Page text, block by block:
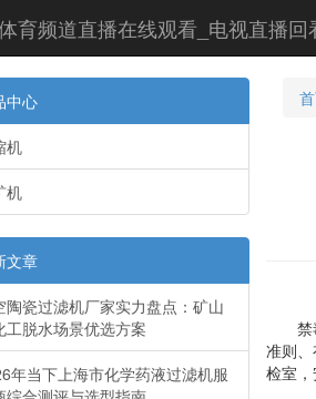
育频道直播在线观看_电视直播回
中心
机
机
文章
陶瓷过滤机厂家实力盘点：矿山
工脱水场景优选方案
年当下上海市化学药液过滤机服
禁毒
准则
检室